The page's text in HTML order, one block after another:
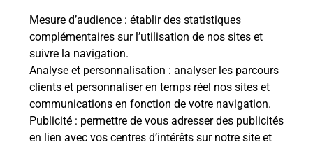
Mesure d’audience : établir des statistiques
complémentaires sur l’utilisation de nos sites et
suivre la navigation.
Analyse et personnalisation : analyser les parcours
clients et personnaliser en temps réel nos sites et
communications en fonction de votre navigation.
Publicité : permettre de vous adresser des publicités
en lien avec vos centres d’intérêts sur notre site et
Prochaine collecte du courriersamedià 08h30
9 Rue Principale
02130 Roncheres
Itinéraire